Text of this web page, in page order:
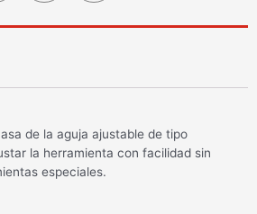
de la aguja ajustable de tipo
la herramienta con facilidad sin
especiales.